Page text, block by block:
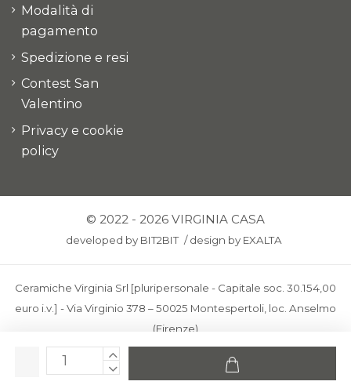
Modalità di
pagamento
Spedizione e resi
Contest San
Valentino
Privacy e cookie
policy
© 2022 - 2026 VIRGINIA CASA
developed by BIT2BIT /design by EXALTA
Ceramiche Virginia Srl [pluripersonale - Capitale soc. 30.154,00
euro i.v.] - Via Virginio 378 – 50025 Montespertoli, loc. Anselmo
(Firenze)
C.F. e P.IVA: IT00436100481 - REA: FI-227733 - PEC:
ceramichevirginia@pec.it